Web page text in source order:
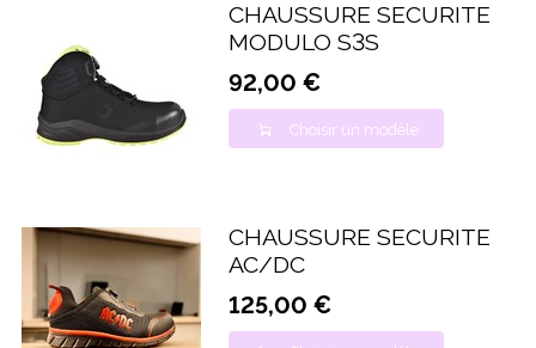
CHAUSSURE SECURITE
MODULO S3S
92,00 €
Choisir un modèle
CHAUSSURE SECURITE
AC/DC
125,00 €